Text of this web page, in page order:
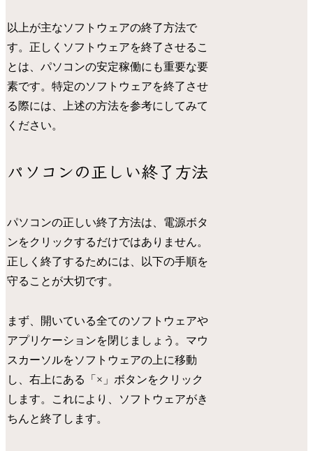
以上が主なソフトウェアの終了方法で
す。正しくソフトウェアを終了させるこ
とは、パソコンの安定稼働にも重要な要
素です。特定のソフトウェアを終了させ
る際には、上述の方法を参考にしてみて
ください。
パソコンの正しい終了方法
パソコンの正しい終了方法は、電源ボタ
ンをクリックするだけではありません。
正しく終了するためには、以下の手順を
守ることが大切です。
まず、開いている全てのソフトウェアや
アプリケーションを閉じましょう。マウ
スカーソルをソフトウェアの上に移動
し、右上にある「×」ボタンをクリック
します。これにより、ソフトウェアがき
ちんと終了します。